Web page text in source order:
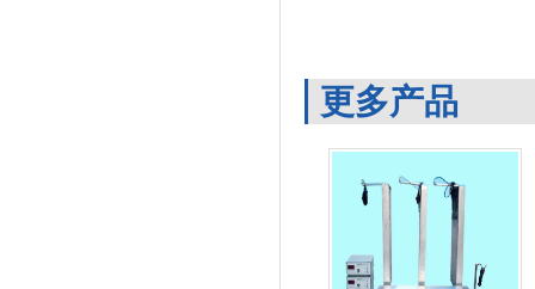
更多产品